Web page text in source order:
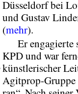
Düsseldorf bei
und Gustav
(mehr).
Er engagierte
KPD und war
künstlerischer
Agitprop-Gruppe